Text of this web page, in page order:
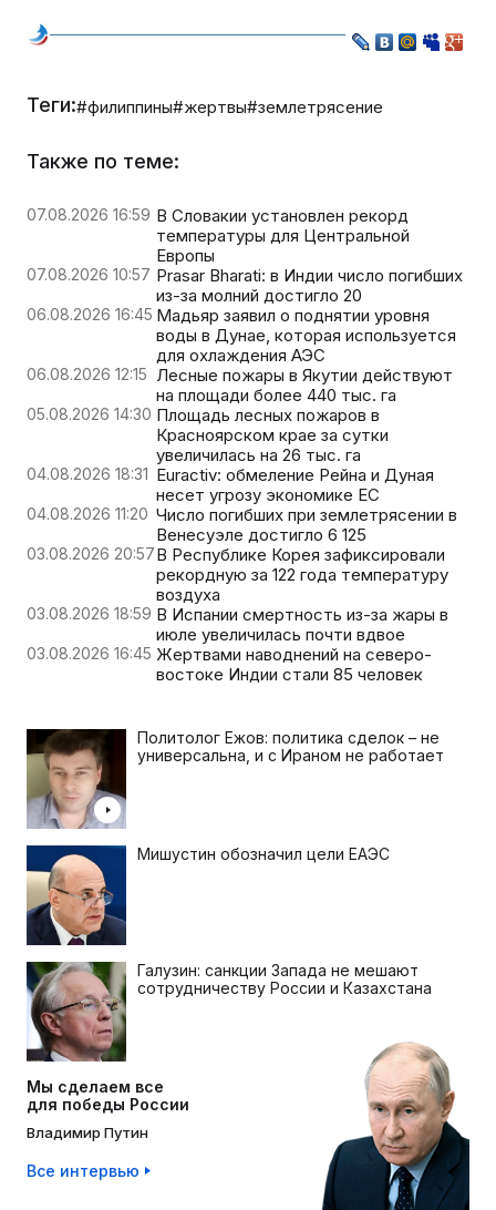
Теги:#филиппины#жертвы#землетрясение
Также по теме:
07.08.2026 16:59 В Словакии установлен рекорд
температуры для Центральной
Европы
07.08.2026 10:57 Prasar Bharati: в Индии число погибших
из-за молний достигло 20
06.08.2026 16:45 Мадьяр заявил о поднятии уровня
воды в Дунае, которая используется
для охлаждения АЭС
06.08.2026 12:15 Лесные пожары в Якутии действуют
на площади более 440 тыс. га
05.08.2026 14:30 Площадь лесных пожаров в
Красноярском крае за сутки
увеличилась на 26 тыс. га
04.08.2026 18:31 Euractiv: обмеление Рейна и Дуная
несет угрозу экономике ЕС
04.08.2026 11:20 Число погибших при землетрясении в
Венесуэле достигло 6 125
03.08.2026 20:57В Республике Корея зафиксировали
рекордную за 122 года температуру
воздуха
03.08.2026 18:59 В Испании смертность из-за жары в
июле увеличилась почти вдвое
03.08.2026 16:45 Жертвами наводнений на северо-
востоке Индии стали 85 человек
Политолог Ежов: политика сделок – не
универсальна, и с Ираном не работает
Мишустин обозначил цели ЕАЭС
Галузин: санкции Запада не мешают
сотрудничеству России и Казахстана
Мы сделаем все
для победы России
Владимир Путин
Все интервью